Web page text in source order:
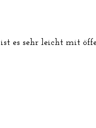
es sehr leicht mit